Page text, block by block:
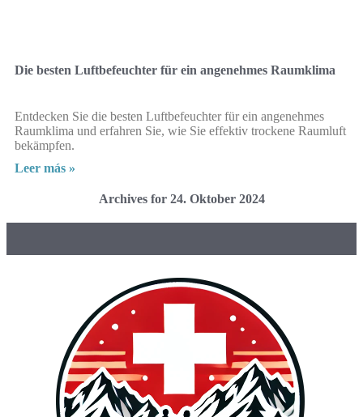
Die besten Luftbefeuchter für ein angenehmes Raumklima
Entdecken Sie die besten Luftbefeuchter für ein angenehmes
Raumklima und erfahren Sie, wie Sie effektiv trockene Raumluft
bekämpfen.
Leer más »
Archives for 24. Oktober 2024